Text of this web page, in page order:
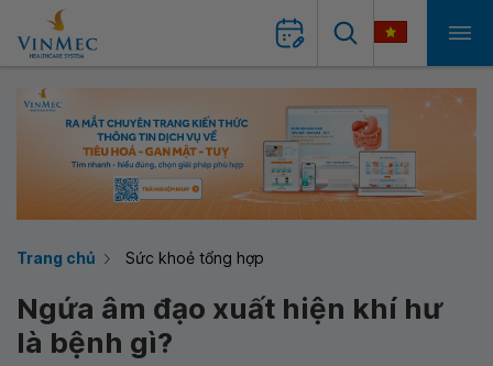
Trang chủ Sức khoẻ tổng hợp
Ngứa âm đạo xuất hiện khí hư
là bệnh gì?